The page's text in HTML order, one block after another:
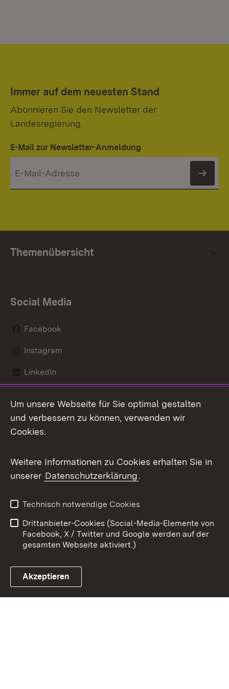
Immer auf dem neuesten Stand
Abonnieren Sie den Newsletter der
Landesregierung.
E-Mail zur Newsletter-Anmeldung
Themenübersicht
Social Media
Facebook
Instagram
LinkedIn
X / Twitter
Youtube
Link zum Landesportal
Kontakt
Datenschutz
Barrierefreiheit
Impressum
Cookies
Um unsere Webseite für Sie optimal gestalten
und verbessern zu können, verwenden wir
Cookies.
Weitere Informationen zu Cookies erhalten Sie in
unserer Datenschutzerklärung.
Technisch notwendige Cookies
Drittanbieter-Cookies (Social-Media-Elemente von
Facebook, X / Twitter und Google werden auf der
gesamten Webseite aktiviert.)
Akzeptieren